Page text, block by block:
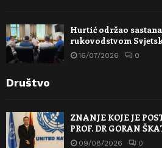
Hurtić održao
rukovodstvom
16/07/2026 0
Društvo
ZNANJE KOJE JE
PROF. DR GORAN
09/08/2026 0